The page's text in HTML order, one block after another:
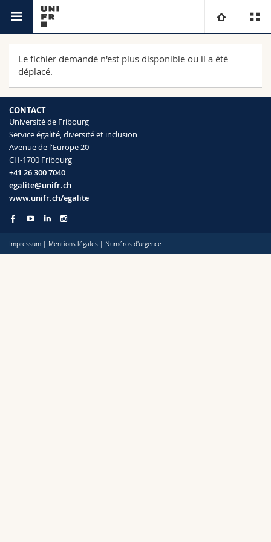
Campus
Recherche
Université
Formation continue
Théologie
Droit
Sciences économiques et sociales et management
Lettres et sciences humaines
Sciences de l'éducation et de la formation
Vous êtes
Futurs étudiants
Etudiants
Médias
Chercheurs
Ressources
Annuaire du personnel
Plan d'accès
Bibliothèques
Le fichier demandé n'est plus disponible ou il a été
déplacé.
CONTACT
Université de Fribourg
Service égalité, diversité et inclusion
Avenue de l'Europe 20
CH-1700 Fribourg
+41 26 300 7040
egalite@unifr.ch
www.unifr.ch/egalite
Impressum | Mentions légales | Numéros d'urgence